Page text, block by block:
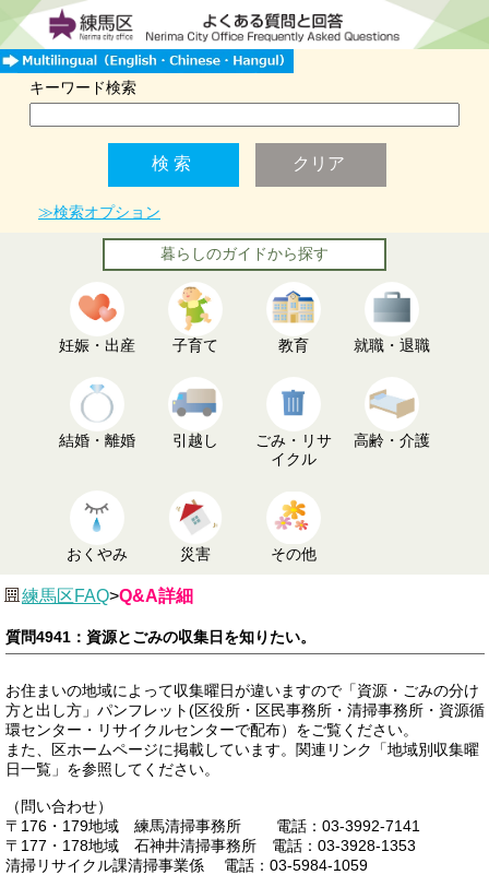
キーワード検索
≫検索オプション
暮らしのガイドから探す
妊娠・出産 子育て 教育 就職・退職
結婚・離婚 引越し
ごみ・リサ
イクル
高齢・介護
おくやみ 災害 その他
練馬区FAQ>Q&A詳細
質問4941：資源とごみの収集日を知りたい。
お住まいの地域によって収集曜日が違いますので「資源・ごみの分け
方と出し方」パンフレット(区役所・区民事務所・清掃事務所・資源循
環センター・リサイクルセンターで配布）をご覧ください。
また、区ホームページに掲載しています。関連リンク「地域別収集曜
日一覧」を参照してください。
（問い合わせ）
〒176・179地域 練馬清掃事務所 電話：03-3992-7141
〒177・178地域 石神井清掃事務所 電話：03-3928-1353
清掃リサイクル課清掃事業係 電話：03-5984-1059